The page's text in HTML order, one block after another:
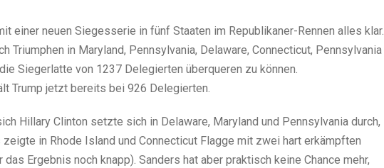
einer neuen Siegesserie in fünf Staaten im Republikaner-Rennen alles klar.
Triumphen in Maryland, Pennsylvania, Delaware, Connecticut, Pennsylvania
Siegerlatte von 1237 Delegierten überqueren zu können.
Trump jetzt bereits bei 926 Delegierten.
Hillary Clinton setzte sich in Delaware, Maryland und Pennsylvania durch,
in Rhode Island und Connecticut Flagge mit zwei hart erkämpften
Ergebnis noch knapp). Sanders hat aber praktisch keine Chance mehr,